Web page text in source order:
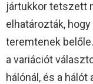
jártukkor tetszett
elhatározták,
teremtenek
a variációt
hálónál, és a